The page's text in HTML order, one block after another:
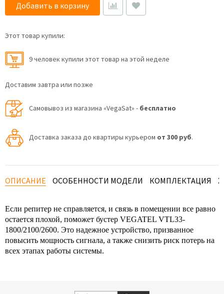
Добавить в корзину
Этот товар купили:
9 человек купили этот товар на этой неделе
Доставим завтра или позже
Самовывоз из магазина «VegaSat» - бесплатно
Доставка заказа до квартиры курьером от 300 руб.
ОПИСАНИЕ ОСОБЕННОСТИ МОДЕЛИ КОМПЛЕКТАЦИЯ
Если репитер не справляется, и связь в помещении все равно
остается плохой, поможет бустер VEGATEL VTL33-
1800/2100/2600. Это надежное устройство, призванное
повысить мощность сигнала, а также снизить риск потерь на
всех этапах работы системы.